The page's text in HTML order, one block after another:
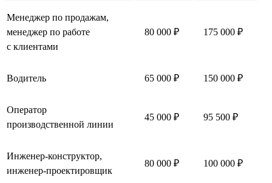
Менеджер по продажам,
менеджер по работе
с клиентами
80 000 ₽ 175 000 ₽
Водитель 65 000 ₽ 150 000 ₽
Оператор
производственной линии
45 000 ₽ 95 500 ₽
Инженер-конструктор,
инженер-проектировщик
80 000 ₽ 100 000 ₽